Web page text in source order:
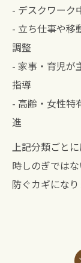
- デスクワー
- 立ち仕事や
調整
- 家事・育児
指導
- 高齢・女性
進
上記分類ごと
時しのぎでは
防ぐカギになり